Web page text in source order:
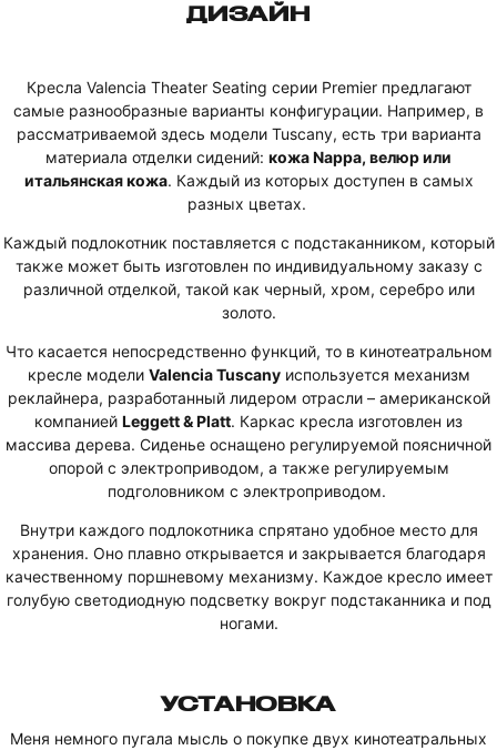
ДИЗАЙН
Кресла Valencia Theater Seating серии Premier предлагают
самые разнообразные варианты конфигурации. Например, в
рассматриваемой здесь модели Tuscany, есть три варианта
материала отделки сидений: кожа Nappa, велюр или
итальянская кожа. Каждый из которых доступен в самых
разных цветах.
Каждый подлокотник поставляется с подстаканником, который
также может быть изготовлен по индивидуальному заказу с
различной отделкой, такой как черный, хром, серебро или
золото.
Что касается непосредственно функций, то в кинотеатральном
кресле модели Valencia Tuscanyиспользуется механизм
реклайнера, разработанный лидером отрасли – американской
компанией Leggett & Platt. Каркас кресла изготовлен из
массива дерева. Сиденье оснащено регулируемой поясничной
опорой с электроприводом, а также регулируемым
подголовником с электроприводом.
Внутри каждого подлокотника спрятано удобное место для
хранения. Оно плавно открывается и закрывается благодаря
качественному поршневому механизму. Каждое кресло имеет
голубую светодиодную подсветку вокруг подстаканника и под
ногами.
УСТАНОВКА
Меня немного пугала мысль о покупке двух кинотеатральных